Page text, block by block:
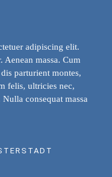
adipiscing elit.
massa. Cum
parturient montes,
felis, ultricies nec,
consequat massa